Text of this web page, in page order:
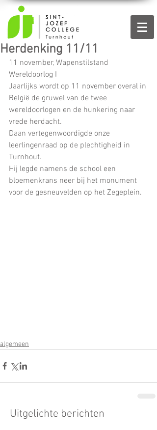
Herdenking 11/11
11 november, Wapenstilstand
Wereldoorlog I
Jaarlijks wordt op 11 november overal in
België de gruwel van de twee
wereldoorlogen en de hunkering naar
vrede herdacht.
Daan vertegenwoordigde onze
leerlingenraad op de plechtigheid in
Turnhout.
Hij legde namens de school een
bloemenkrans neer bij het monument
voor de gesneuvelden op het Zegeplein.
algemeen
Uitgelichte berichten